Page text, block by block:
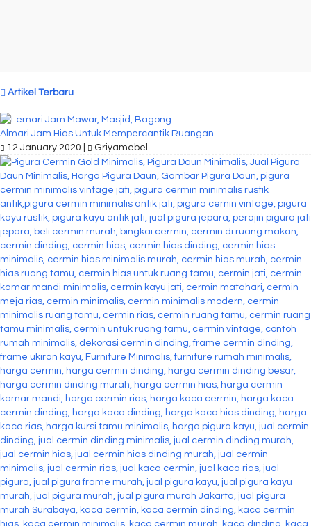
Artikel Terbaru
Almari Jam Hias Untuk Mempercantik Ruangan
12 January 2020 |
Griyamebel